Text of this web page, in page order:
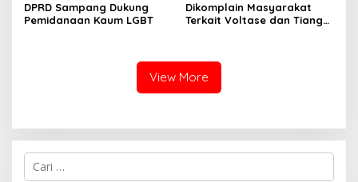
DPRD Sampang Dukung
Pemidanaan Kaum LGBT
Dikomplain Masyarakat
Terkait Voltase dan Tiang
View More
Cari
untuk: